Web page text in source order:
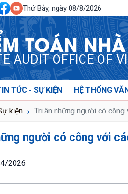
Thứ Bảy, ngày 08/8/2026
TOÁN
AUDIT OFFICE OF
TỨC - SỰ KIỆN HỆ THỐNG
kiện Tri ân những người có công
người có công với
2026